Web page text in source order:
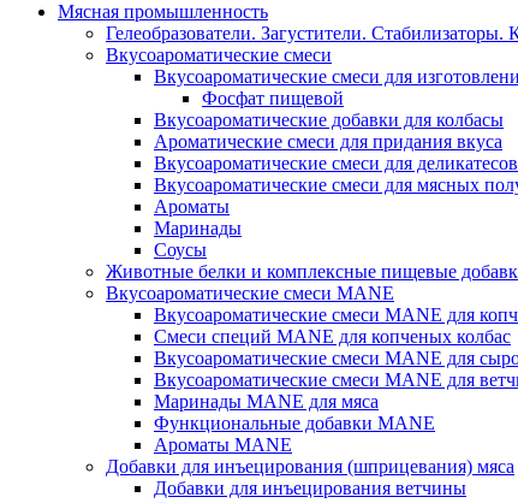
Мясная промышленность
Гелеобразователи. Загустители. Стабилизаторы.
Вкусоароматические смеси
Вкусоароматические смеси для
Фосфат пищевой
Вкусоароматические добавки для колбасы
Ароматические смеси для придания вкуса
Вкусоароматические смеси для деликатесов
Вкусоароматические смеси для мясных
Ароматы
Маринады
Соусы
Животные белки и комплексные пищевые
Вкусоароматические смеси MANE
Вкусоароматические смеси MANE для
Смеси специй MANE для копченых колбас
Вкусоароматические смеси MANE для
Вкусоароматические смеси MANE для
Маринады MANE для мяса
Функциональные добавки MANE
Ароматы MANE
Добавки для инъецирования (шприцевания) мяса
Добавки для инъецирования ветчины